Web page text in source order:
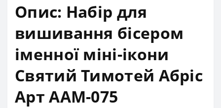
Опис: Набір для
вишивання бісером
іменної міні-ікони
Святий Тимотей Абріс
Арт ААМ-075